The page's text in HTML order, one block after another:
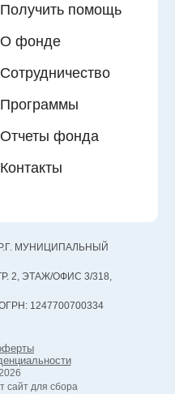
Получить помощь
О фонде
Сотрудничество
Программы
Отчеты фонда
Контакты
МУНИЦИПАЛЬНЫЙ
2, ЭТАЖ/ОФИС 3/318,
1247700700334
сайт для сбора